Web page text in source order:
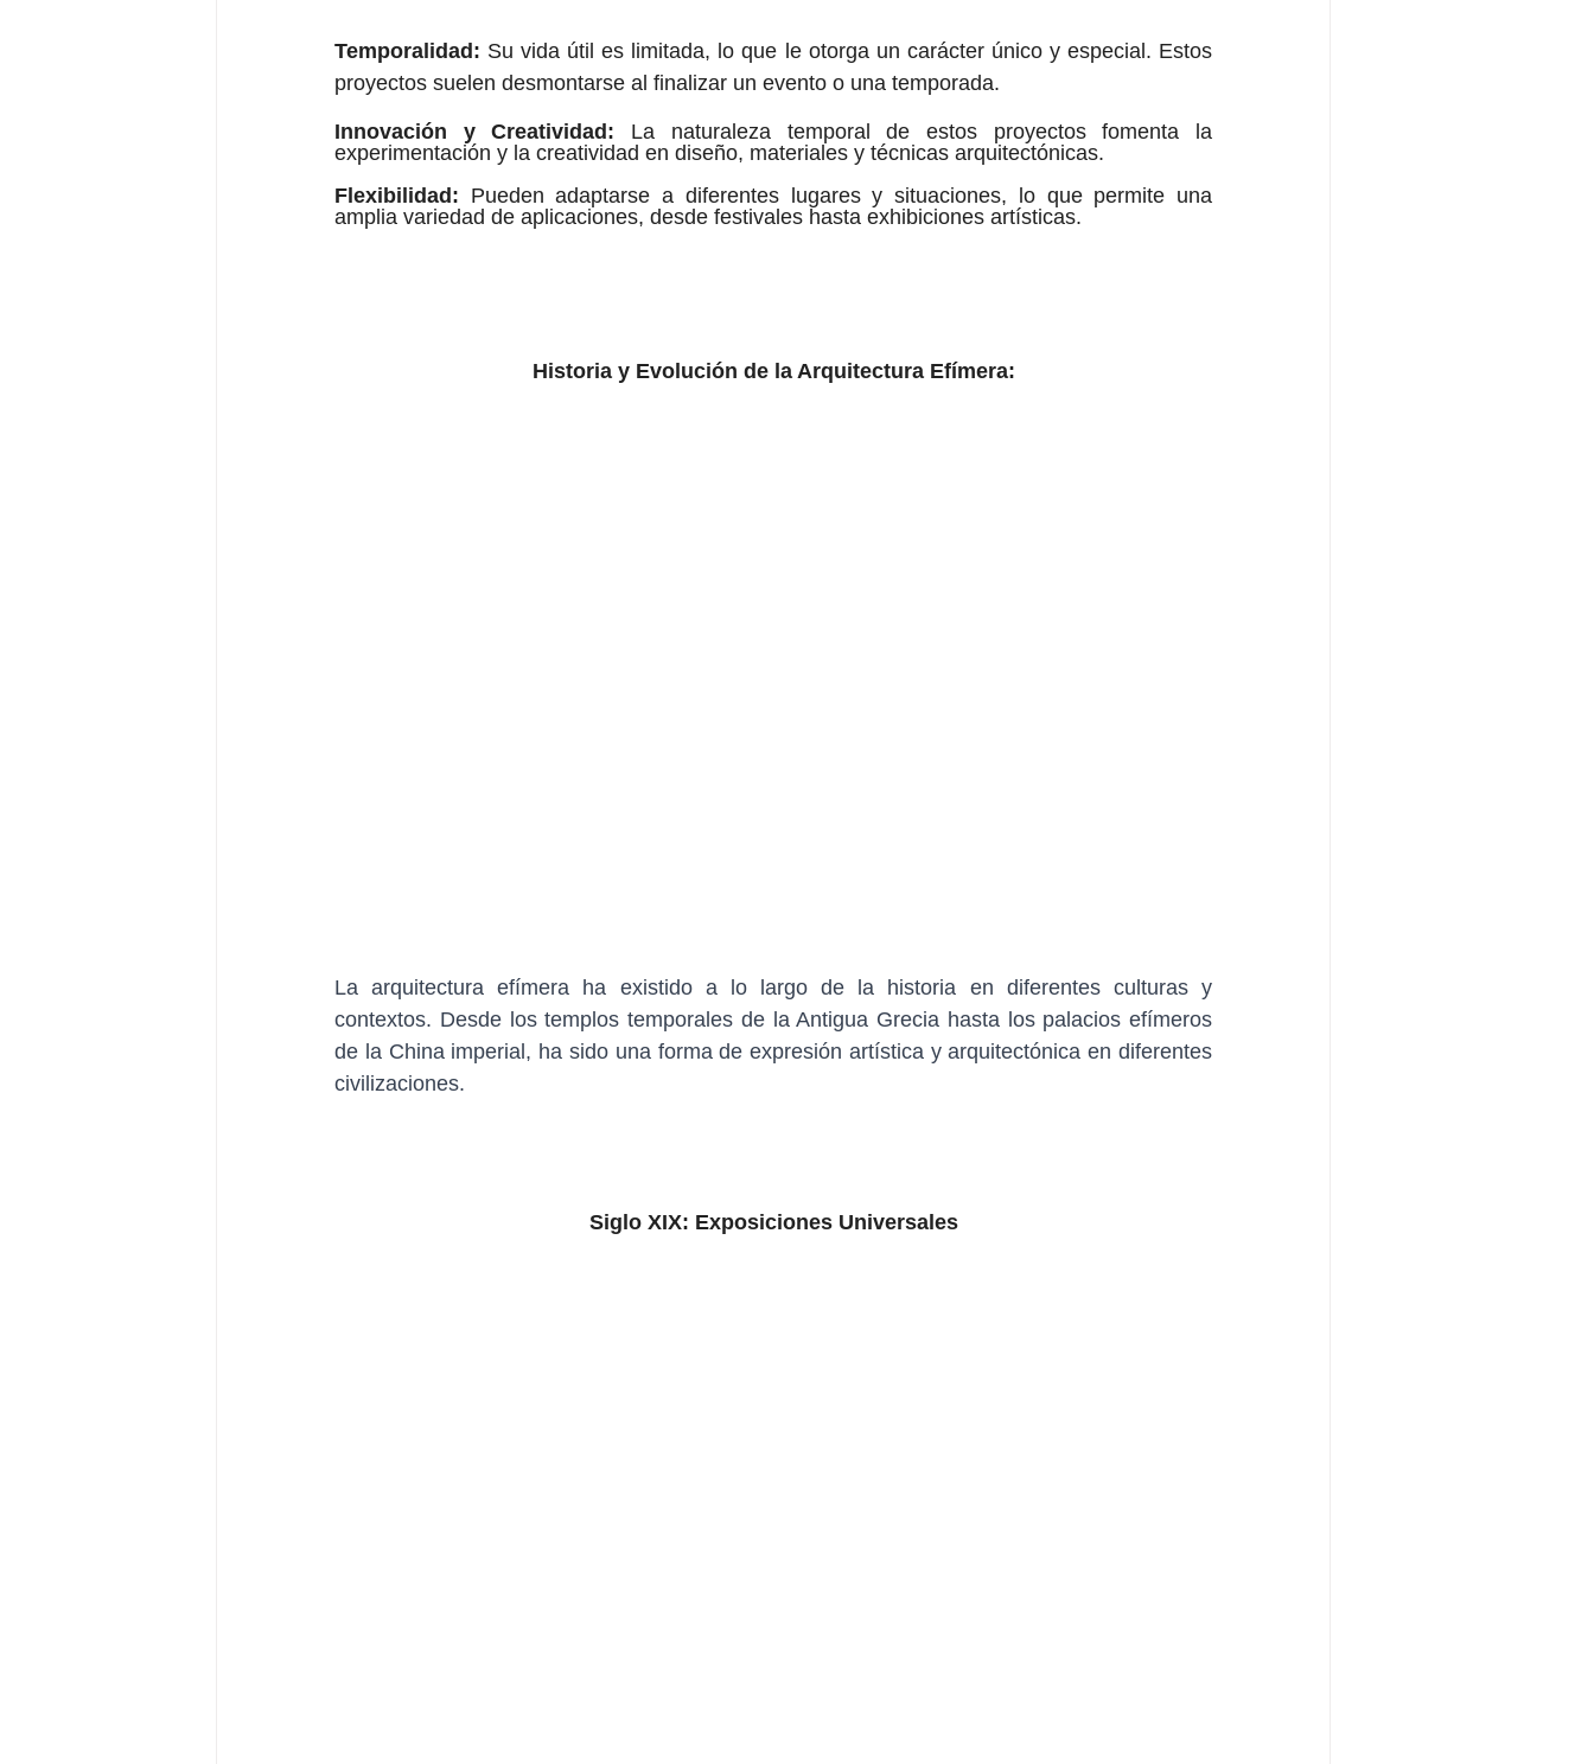
Temporalidad: Su vida útil es limitada, lo que le otorga un carácter único y especial. Estos
proyectos suelen desmontarse al finalizar un evento o una temporada.
Innovación y Creatividad: La naturaleza temporal de estos proyectos fomenta la
experimentación y la creatividad en diseño, materiales y técnicas arquitectónicas.
Flexibilidad: Pueden adaptarse a diferentes lugares y situaciones, lo que permite una
amplia variedad de aplicaciones, desde festivales hasta exhibiciones artísticas.
Historia y Evolución de la Arquitectura Efímera:
La arquitectura efímera ha existido a lo largo de la historia en diferentes culturas y
contextos. Desde los templos temporales de la Antigua Grecia hasta los palacios efímeros
de la China imperial, ha sido una forma de expresión artística y arquitectónica en diferentes
civilizaciones.
Siglo XIX: Exposiciones Universales